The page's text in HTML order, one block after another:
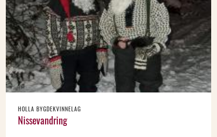
HOLLA BYGDEKVINNELAG
Nissevandring